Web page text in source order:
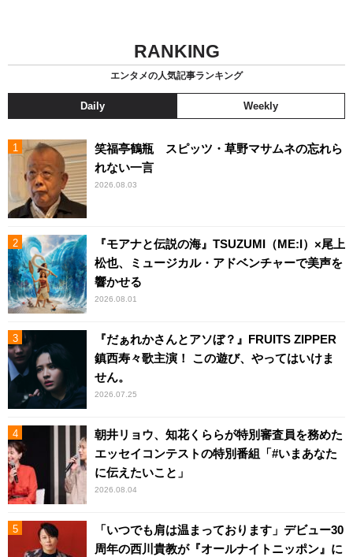
RANKING
エンタメの人気記事ランキング
Daily Weekly
笑福亭鶴瓶 スピッツ・草野マサムネの忘れら
れない一言
2026.08.03
『モアナと伝説の海』TSUZUMI（ME:I）×尾上
松也、ミュージカル・アドベンチャーで美声を
響かせる
2026.08.01
『だぁれかさんとアソぼ？』FRUITS ZIPPER
鎮西寿々歌主演！ この遊び、やってはいけま
せん。
2026.07.25
朝井リョウ、知花くららが特別審査員を務めた
エッセイコンテストの特別番組「#いまあなた
に伝えたいこと」
2026.08.04
「いつでも肩は温まっております」デビュー30
周年の西川貴教が『オールナイトニッポン』に